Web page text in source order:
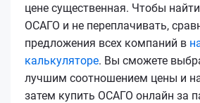
цене существенная. Чтобы
ОСАГО и не переплачивать,
предложения всех компаний в
калькуляторе. Вы сможете
лучшим соотношением цены и
затем купить ОСАГО онлайн за